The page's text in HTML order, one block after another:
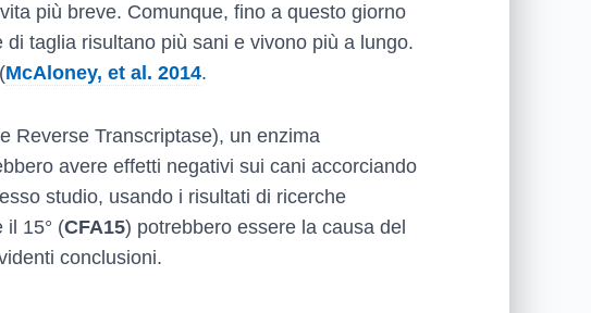
più breve. Comunque, fino a questo giorno
taglia risultano più sani e vivono più a lungo.
McAloney, et al. 2014.
Reverse Transcriptase), un enzima
avere effetti negativi sui cani accorciando
studio, usando i risultati di ricerche
il 15° (CFA15) potrebbero essere la causa del
conclusioni.